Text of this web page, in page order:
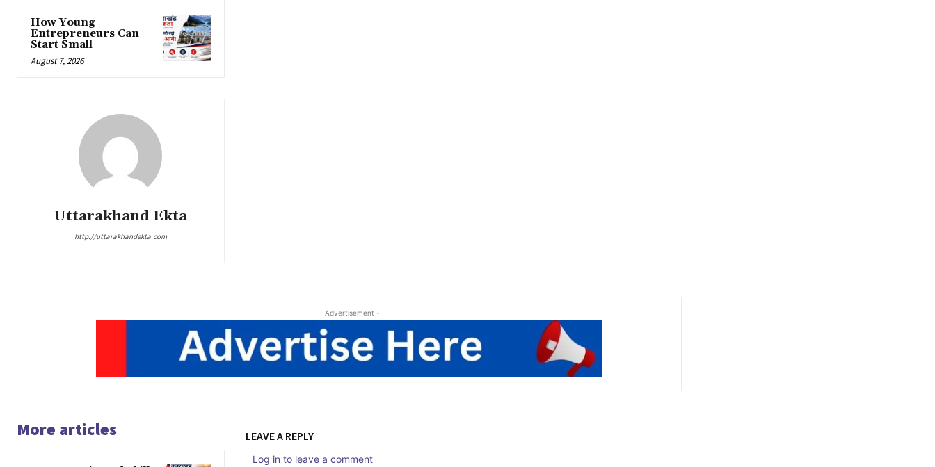
How Young
Entrepreneurs Can
Start Small
August 7, 2026
Uttarakhand Ekta
http://uttarakhandekta.com
- Advertisement -
More articles LEAVE A REPLY
Log in to leave a comment